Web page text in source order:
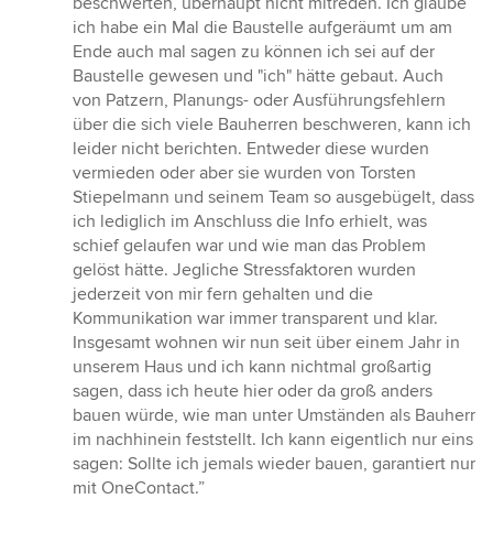
ich habe ein Mal die Baustelle aufgeräumt um am
Ende auch mal sagen zu können ich sei auf der
Baustelle gewesen und "ich" hätte gebaut. Auch
von Patzern, Planungs- oder Ausführungsfehlern
über die sich viele Bauherren beschweren, kann ich
leider nicht berichten. Entweder diese wurden
vermieden oder aber sie wurden von Torsten
Stiepelmann und seinem Team so ausgebügelt, dass
ich lediglich im Anschluss die Info erhielt, was
schief gelaufen war und wie man das Problem
gelöst hätte. Jegliche Stressfaktoren wurden
jederzeit von mir fern gehalten und die
Kommunikation war immer transparent und klar.
Insgesamt wohnen wir nun seit über einem Jahr in
unserem Haus und ich kann nichtmal großartig
sagen, dass ich heute hier oder da groß anders
bauen würde, wie man unter Umständen als Bauherr
im nachhinein feststellt. Ich kann eigentlich nur eins
sagen: Sollte ich jemals wieder bauen, garantiert nur
mit OneContact.”